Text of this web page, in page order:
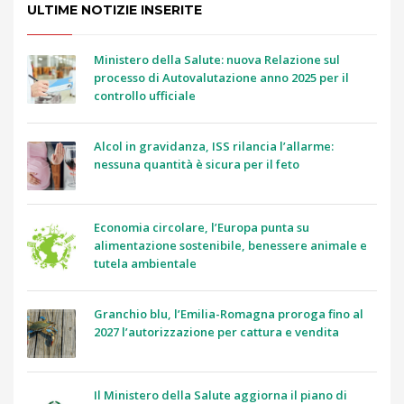
ULTIME NOTIZIE INSERITE
Ministero della Salute: nuova Relazione sul
processo di Autovalutazione anno 2025 per il
controllo ufficiale
Alcol in gravidanza, ISS rilancia l’allarme:
nessuna quantità è sicura per il feto
Economia circolare, l’Europa punta su
alimentazione sostenibile, benessere animale e
tutela ambientale
Granchio blu, l’Emilia-Romagna proroga fino al
2027 l’autorizzazione per cattura e vendita
Il Ministero della Salute aggiorna il piano di